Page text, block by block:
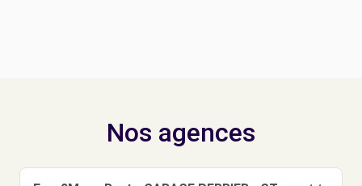
Nos agences